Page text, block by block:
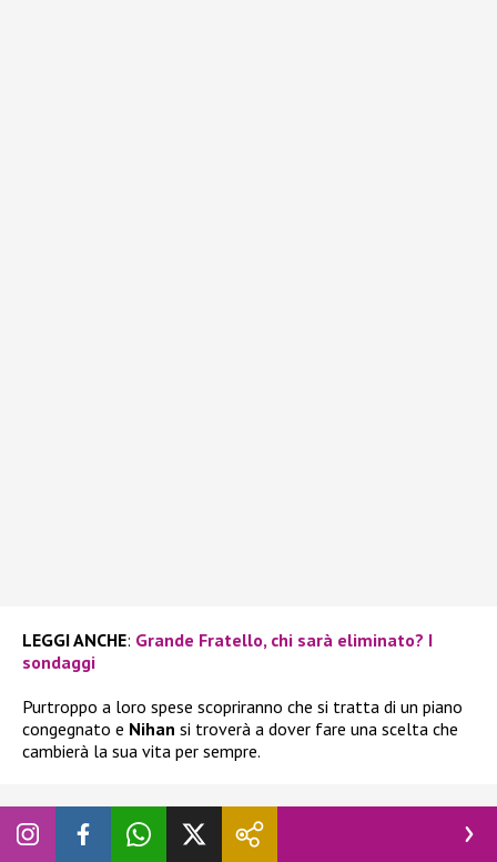
LEGGI ANCHE: Grande Fratello, chi sarà eliminato? I
sondaggi
Purtroppo a loro spese scopriranno che si tratta di un piano
congegnato e Nihan si troverà a dover fare una scelta che
cambierà la sua vita per sempre.